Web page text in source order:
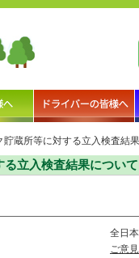
貯蔵所等に対する立入検査結
立入検査結果について
全日
ご意